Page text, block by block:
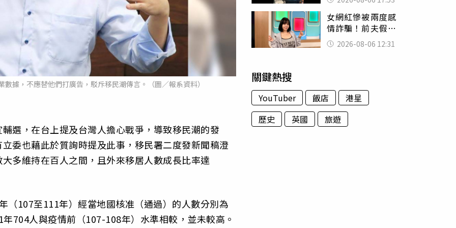
據，不應替他們打廣告，駁斥移民潮傳言。（圖／報系資料）
選，在台上提及台灣人擔心戰爭，導致移民潮的發
委也藉此於質詢時提及此事，移民署二度發新聞稿澄
多維持在百人之間，且外來移居人數成長比率達
（107至111年）經當地國核准（通過）的人數分別為
704人與疫情前（107-108年）水準相較，並未較高。
身份辦假證落戶
女網紅慘被兩度感
情詐騙！前夫假割
頸詐光200萬再遇假
富商「養套殺2000
2026-08-06 12:31
關鍵熱搜
YouTuber 飯店
港星
歷史
英國 旅遊